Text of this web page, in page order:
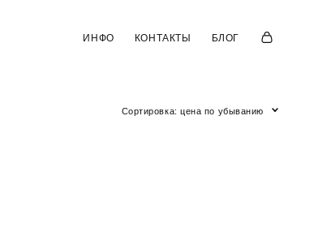
ИНФО КОНТАКТЫ БЛОГ
ИНФО КОНТАКТЫ БЛОГ
Сортировка: цена по убыванию